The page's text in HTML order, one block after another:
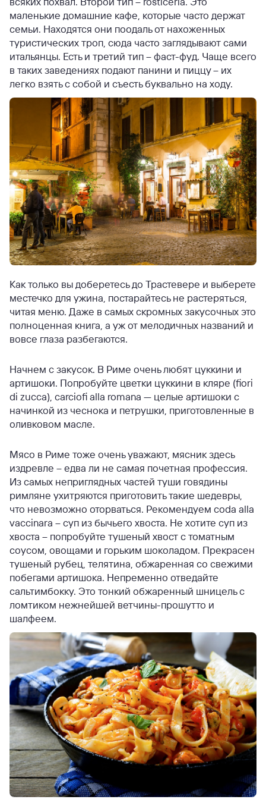
маленькие домашние кафе, которые часто держат
семьи. Находятся они поодаль от нахоженных
туристических троп, сюда часто заглядывают сами
итальянцы. Есть и третий тип – фаст-фуд. Чаще всего
в таких заведениях подают панини и пиццу – их
легко взять с собой и съесть буквально на ходу.
Как только вы доберетесь до Трастевере и выберете
местечко для ужина, постарайтесь не растеряться,
читая меню. Даже в самых скромных закусочных это
полноценная книга, а уж от мелодичных названий и
вовсе глаза разбегаются.
Начнем с закусок. В Риме очень любят цуккини и
артишоки. Попробуйте цветки цуккини в кляре (fiori
di zucca), carciofi alla romana — целые артишоки с
начинкой из чеснока и петрушки, приготовленные в
оливковом масле.
Мясо в Риме тоже очень уважают, мясник здесь
издревле – едва ли не самая почетная профессия.
Из самых неприглядных частей туши говядины
римляне ухитряются приготовить такие шедевры,
что невозможно оторваться. Рекомендуем coda alla
vaccinara – суп из бычьего хвоста. Не хотите суп из
хвоста – попробуйте тушеный хвост с томатным
соусом, овощами и горьким шоколадом. Прекрасен
тушеный рубец, телятина, обжаренная со свежими
побегами артишока. Непременно отведайте
сальтимбокку. Это тонкий обжаренный шницель с
ломтиком нежнейшей ветчины-прошутто и
шалфеем.